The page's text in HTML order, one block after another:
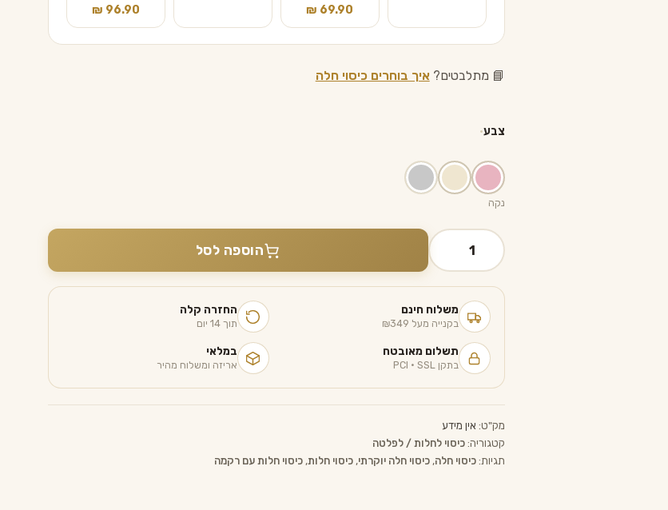
₪ 69.90
₪ 96.90
📘 מתלבטים?איך בוחרים כיסוי חלה
צבע
נקה
כמות
של
לחלה
הוספה לסל
משלוח חינם
בקנייה מעל ₪349
החזרה קלה
תוך 14 יום
תשלום מאובטח
בתקן PCI · SSL
במלאי
אריזה ומשלוח מהיר
מק"ט: אין מידע
קטגוריה:כיסוי לחלות / לפלטה
תגיות:כיסוי חלה,כיסוי חלה יוקרתי,כיסוי חלות,כיסוי חלות עם רקמה